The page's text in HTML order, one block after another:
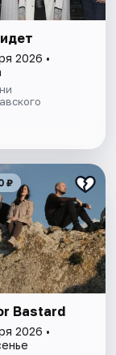
2026 •
₽
Bastard
2026 •